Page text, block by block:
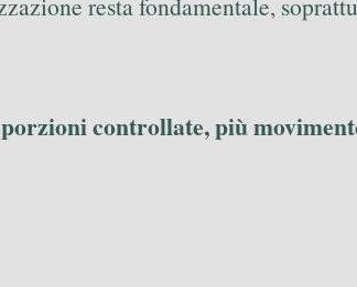
resta fondamentale,
controllate, più